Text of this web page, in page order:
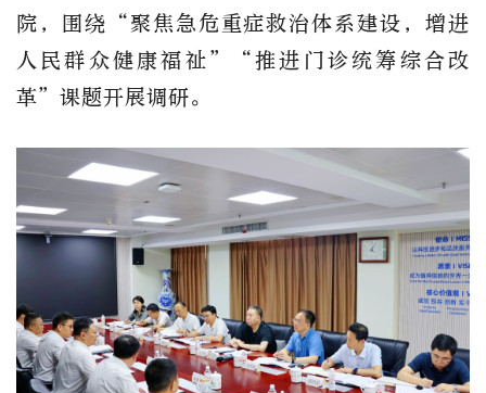
院，围绕 “聚焦急危重症救治体系建设，增进
人民群众健康福祉”“推进门诊统筹综合改
革” 课题开展调研。